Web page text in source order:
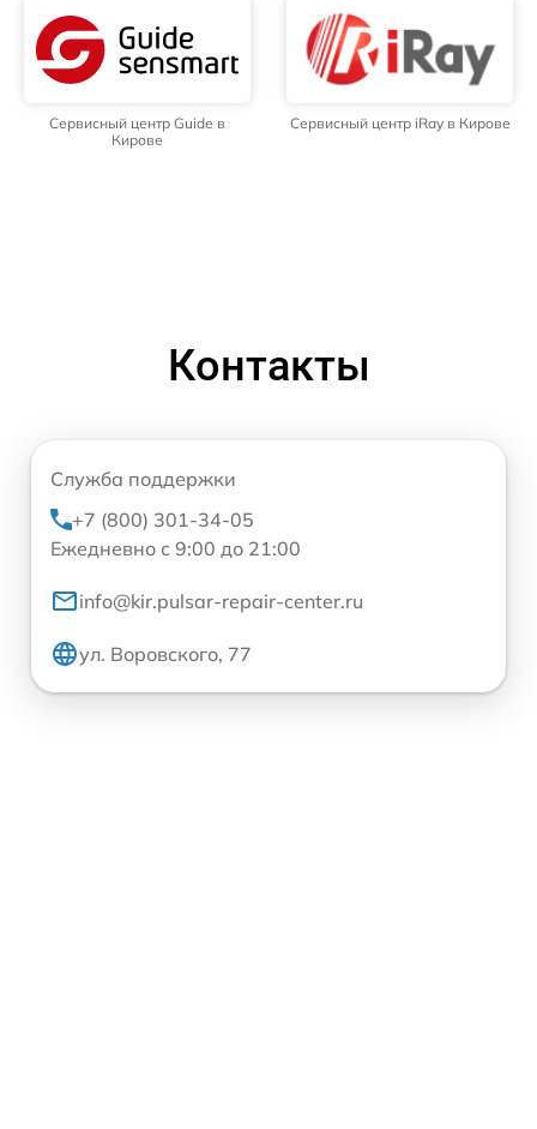
Сервисный центр Guide в
Кирове
Сервисный центр iRay в Кирове
Контакты
Служба поддержки
+7 (800) 301-34-05
Ежедневно с 9:00 до 21:00
info@kir.pulsar-repair-center.ru
ул. Воровского, 77